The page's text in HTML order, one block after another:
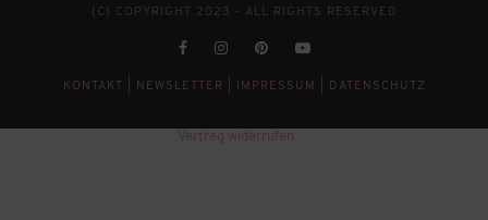
(C) COPYRIGHT 2023 - ALL RIGHTS RESERVED
KONTAKT NEWSLETTER IMPRESSUM DATENSCHUTZ
Vertrag widerrufen